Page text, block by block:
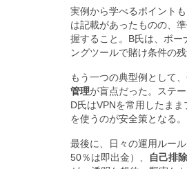
実例から学べるポイント
は記載があったものの、
握すること。B氏は、ボー
ングツールで賭け条件の
もう一つの典型例として
管理が盲点だった。ステ
D氏はVPNを常用したまま
を使うのが安全策となる。
最後に、日々の運用ルー
50％は即出金）、
自己排